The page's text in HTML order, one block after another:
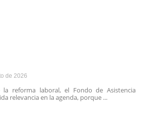
de 2026
reforma laboral, el Fondo de Asistencia
relevancia en la agenda, porque ...